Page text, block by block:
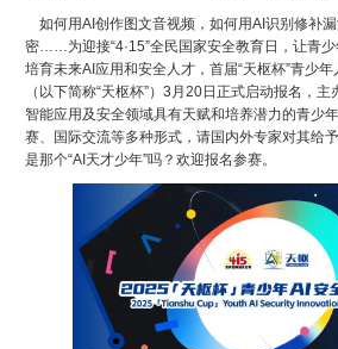
如何用AI创作图文音视频，如何用AI识别修补
密……为迎接“4·15”全民国家安全教育日，让青少
培育未来AI应用和安全人才，首届“天枢杯”青少
（以下简称“天枢杯”）3月20日正式启动报名，
智能应用及安全领域具有天赋和培养潜力的青少
赛、国际交流等多种形式，请国内外专家对其给
是那个“AI天才少年”吗？欢迎报名参赛。